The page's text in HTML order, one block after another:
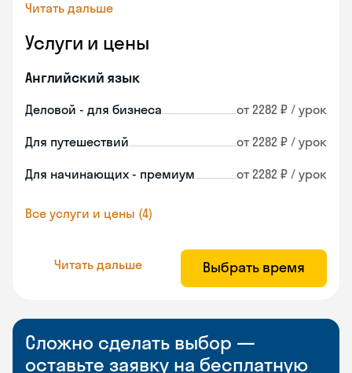
Читать дальше
Услуги и цены
Английский язык
Деловой - для бизнеса от 2282 ₽ / урок
Для путешествий от 2282 ₽ / урок
Для начинающих - премиум от 2282 ₽ / урок
Все услуги и цены (4)
Читать дальше Выбрать время
Сложно сделать выбор —
оставьте заявку на бесплатную